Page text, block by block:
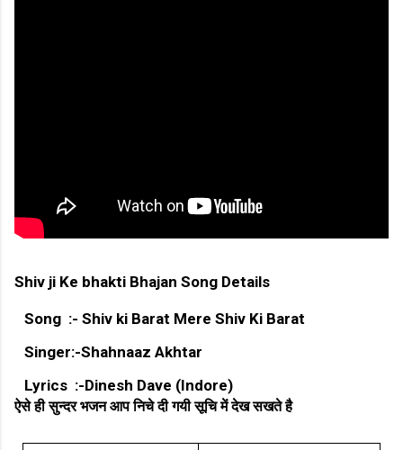
Shiv ji Ke bhakti Bhajan Song Details
Song :- Shiv ki Barat Mere Shiv Ki Barat
Singer:-Shahnaaz Akhtar
Lyrics :-Dinesh Dave (Indore)
ऐसे ही सुन्दर भजन आप निचे दी गयी सूचि में देख सखते है